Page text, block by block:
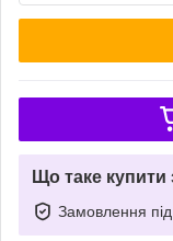
Що таке
Замовлення